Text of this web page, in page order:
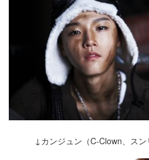
↓カンジュン（C-Clown、スン